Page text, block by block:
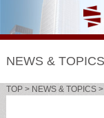
NEWS & TOPICS
TOP> NEWS & TOPICS>